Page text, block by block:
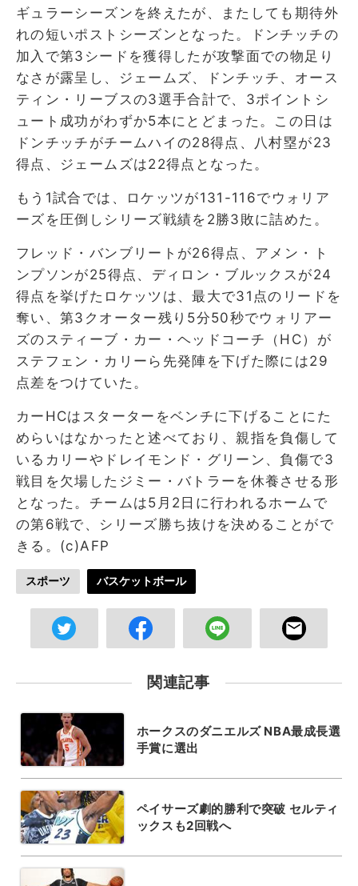
ギュラーシーズンを終えたが、またしても期待外
れの短いポストシーズンとなった。ドンチッチの
加入で第3シードを獲得したが攻撃面での物足り
なさが露呈し、ジェームズ、ドンチッチ、オース
ティン・リーブスの3選手合計で、3ポイントシ
ュート成功がわずか5本にとどまった。この日は
ドンチッチがチームハイの28得点、八村塁が23
得点、ジェームズは22得点となった。
もう1試合では、ロケッツが131-116でウォリア
ーズを圧倒しシリーズ戦績を2勝3敗に詰めた。
フレッド・バンブリートが26得点、アメン・ト
ンプソンが25得点、ディロン・ブルックスが24
得点を挙げたロケッツは、最大で31点のリードを
奪い、第3クオーター残り5分50秒でウォリアー
ズのスティーブ・カー・ヘッドコーチ（HC）が
ステフェン・カリーら先発陣を下げた際には29
点差をつけていた。
カーHCはスターターをベンチに下げることにた
めらいはなかったと述べており、親指を負傷して
いるカリーやドレイモンド・グリーン、負傷で3
戦目を欠場したジミー・バトラーを休養させる形
となった。チームは5月2日に行われるホームで
の第6戦で、シリーズ勝ち抜けを決めることがで
きる。(c)AFP
スポーツ バスケットボール
関連記事
ホークスのダニエルズ NBA最成長選
手賞に選出
ペイサーズ劇的勝利で突破 セルティ
ックスも2回戦へ